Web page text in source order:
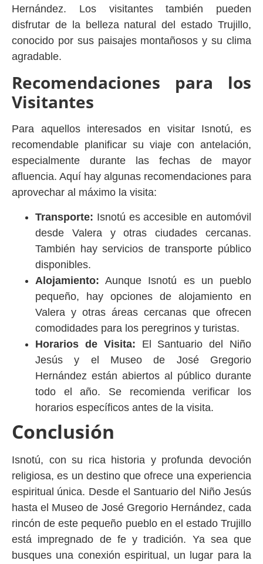
Hernández. Los visitantes también pueden
disfrutar de la belleza natural del estado Trujillo,
conocido por sus paisajes montañosos y su clima
agradable.
Recomendaciones para los
Visitantes
Para aquellos interesados en visitar Isnotú, es
recomendable planificar su viaje con antelación,
especialmente durante las fechas de mayor
afluencia. Aquí hay algunas recomendaciones para
aprovechar al máximo la visita:
Transporte: Isnotú es accesible en automóvil
desde Valera y otras ciudades cercanas.
También hay servicios de transporte público
disponibles.
Alojamiento: Aunque Isnotú es un pueblo
pequeño, hay opciones de alojamiento en
Valera y otras áreas cercanas que ofrecen
comodidades para los peregrinos y turistas.
Horarios de Visita: El Santuario del Niño
Jesús y el Museo de José Gregorio
Hernández están abiertos al público durante
todo el año. Se recomienda verificar los
horarios específicos antes de la visita.
Conclusión
Isnotú, con su rica historia y profunda devoción
religiosa, es un destino que ofrece una experiencia
espiritual única. Desde el Santuario del Niño Jesús
hasta el Museo de José Gregorio Hernández, cada
rincón de este pequeño pueblo en el estado Trujillo
está impregnado de fe y tradición. Ya sea que
busques una conexión espiritual, un lugar para la